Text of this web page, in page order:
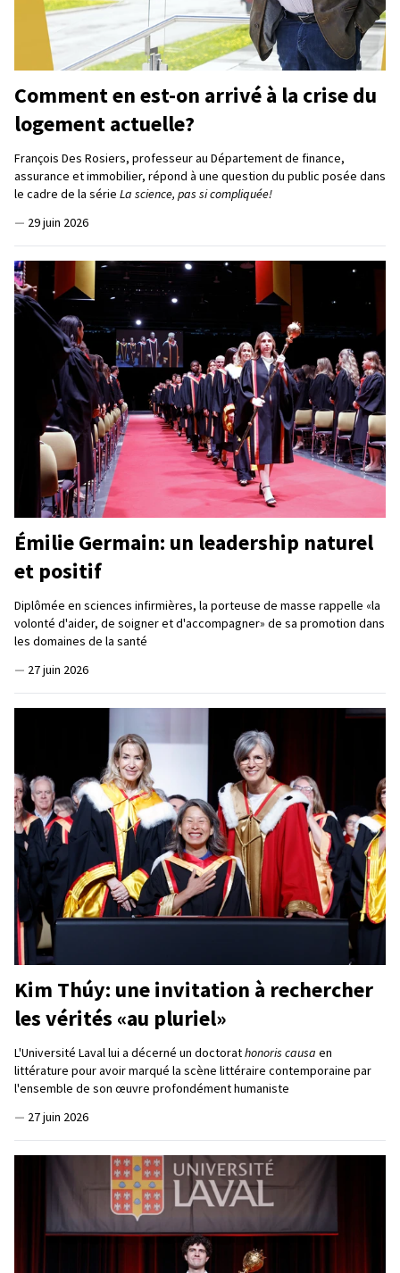
Comment en est-on arrivé à la crise du
logement actuelle?
François Des Rosiers, professeur au Département de finance,
assurance et immobilier, répond à une question du public posée dans
le cadre de la série La science, pas si compliquée!
— 29 juin 2026
Émilie Germain: un leadership naturel
et positif
Diplômée en sciences infirmières, la porteuse de masse rappelle «la
volonté d'aider, de soigner et d'accompagner» de sa promotion dans
les domaines de la santé
— 27 juin 2026
Kim Thúy: une invitation à rechercher
les vérités «au pluriel»
L'Université Laval lui a décerné un doctorathonoris causa en
littérature pour avoir marqué la scène littéraire contemporaine par
l'ensemble de son œuvre profondément humaniste
— 27 juin 2026